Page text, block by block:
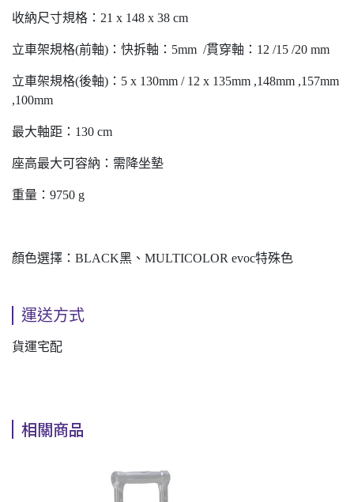
收納尺寸規格：21 x 148 x 38 cm
立車架規格(前軸)：快拆軸：5mm /貫穿軸：12 /15 /20 mm
立車架規格(後軸)：5 x 130mm / 12 x 135mm ,148mm ,157mm
,100mm
最大軸距：130 cm
座高最大可容納：需降坐墊
重量：9750 g
顏色選擇：BLACK黑、MULTICOLOR evoc特殊色
運送方式
貨運宅配
相關商品